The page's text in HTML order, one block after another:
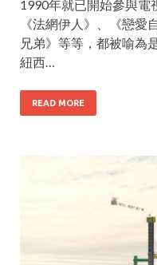
1990年就已開始參與電
《法網伊人》、《戀愛
兄弟》等等，都被喻為
紐西…
READ MORE